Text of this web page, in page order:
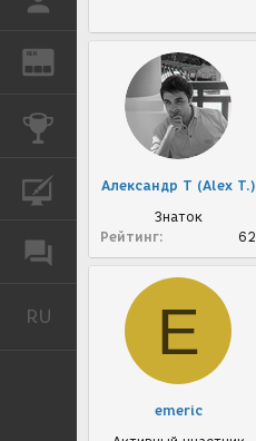
REN ЖУРНАЛ
КОНКУРСЫ
КУРСЫ
RU Русский
Александр Т (Alex T.)
Знаток
Рейтинг
62
E
emeric